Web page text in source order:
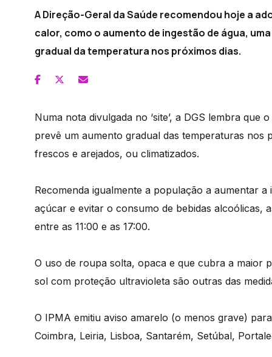
A Direção-Geral da Saúde recomendou hoje a
calor, como o aumento de ingestão de água,
gradual da temperatura nos próximos dias.
Numa nota divulgada no ‘site’, a DGS lembra
prevê um aumento gradual das temperaturas nos
frescos e arejados, ou climatizados.
Recomenda igualmente a população a aumentar
açúcar e evitar o consumo de bebidas alcoólicas,
entre as 11:00 e as 17:00.
O uso de roupa solta, opaca e que cubra a maior
sol com proteção ultravioleta são outras das
O IPMA emitiu aviso amarelo (o menos grave)
Coimbra, Leiria, Lisboa, Santarém, Setúbal,